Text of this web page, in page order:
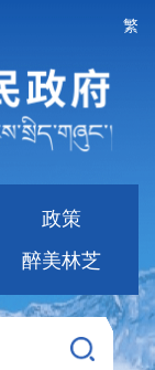
繁
政策
醉美林芝